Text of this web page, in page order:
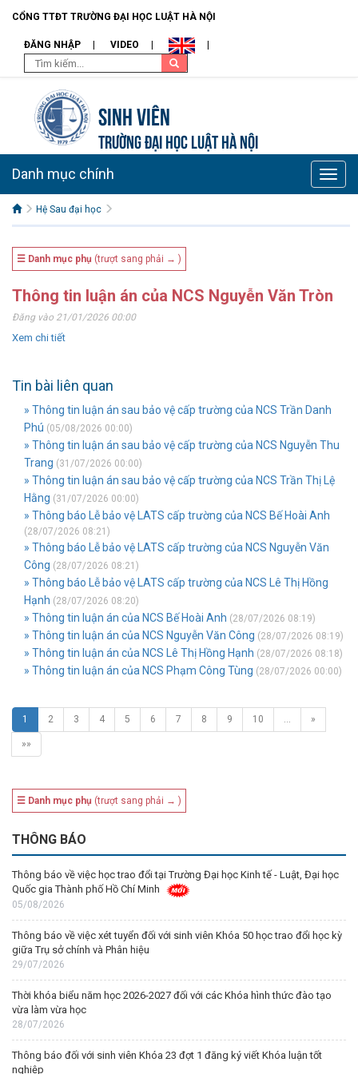
CỔNG TTĐT TRƯỜNG ĐẠI HỌC LUẬT HÀ NỘI
ĐĂNG NHẬP VIDEO
Sinh viên
TRƯỜNG ĐẠI HỌC LUẬT HÀ NỘI
Toggle
Danh mục chính
Hệ Sau đại học
☰ Danh mục phụ (trượt sang phải → )
Thông tin luận án của NCS Nguyễn Văn Tròn
Đăng vào 21/01/2026 00:00
Xem chi tiết
Tin bài liên quan
» Thông tin luận án sau bảo vệ cấp trường của NCS Trần Danh
Phú (05/08/2026 00:00)
» Thông tin luận án sau bảo vệ cấp trường của NCS Nguyễn Thu
Trang (31/07/2026 00:00)
» Thông tin luận án sau bảo vệ cấp trường của NCS Trần Thị Lệ
Hằng (31/07/2026 00:00)
» Thông báo Lễ bảo vệ LATS cấp trường của NCS Bế Hoài Anh
(28/07/2026 08:21)
» Thông báo Lễ bảo vệ LATS cấp trường của NCS Nguyễn Văn
Công (28/07/2026 08:21)
» Thông báo Lễ bảo vệ LATS cấp trường của NCS Lê Thị Hồng
Hạnh (28/07/2026 08:20)
» Thông tin luận án của NCS Bế Hoài Anh (28/07/2026 08:19)
» Thông tin luận án của NCS Nguyễn Văn Công (28/07/2026 08:19)
» Thông tin luận án của NCS Lê Thị Hồng Hạnh (28/07/2026 08:18)
» Thông tin luận án của NCS Phạm Công Tùng (28/07/2026 00:00)
1 2 3 4 5 6 7 8 9 10 … »
»»
☰ Danh mục phụ (trượt sang phải → )
THÔNG BÁO
Thông báo về việc học trao đổi tại Trường Đại học Kinh tế - Luật, Đại học
Quốc gia Thành phố Hồ Chí Minh
05/08/2026
Thông báo về việc xét tuyển đối với sinh viên Khóa 50 học trao đổi học kỳ
giữa Trụ sở chính và Phân hiệu
29/07/2026
Thời khóa biểu năm học 2026-2027 đối với các Khóa hình thức đào tạo
vừa làm vừa học
28/07/2026
Thông báo đối với sinh viên Khóa 23 đợt 1 đăng ký viết Khóa luận tốt
nghiệp